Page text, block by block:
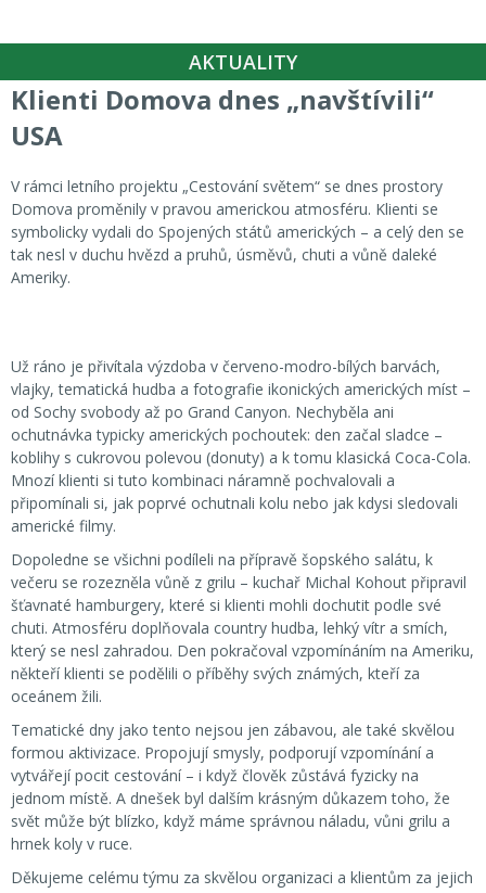
AKTUALITY
Klienti Domova dnes „navštívili“
USA
V rámci letního projektu „Cestování světem“ se dnes prostory
Domova proměnily v pravou americkou atmosféru. Klienti se
symbolicky vydali do Spojených států amerických – a celý den se
tak nesl v duchu hvězd a pruhů, úsměvů, chuti a vůně daleké
Ameriky.
Už ráno je přivítala výzdoba v červeno-modro-bílých barvách,
vlajky, tematická hudba a fotografie ikonických amerických míst –
od Sochy svobody až po Grand Canyon. Nechyběla ani
ochutnávka typicky amerických pochoutek: den začal sladce –
koblihy s cukrovou polevou (donuty) a k tomu klasická Coca-Cola.
Mnozí klienti si tuto kombinaci náramně pochvalovali a
připomínali si, jak poprvé ochutnali kolu nebo jak kdysi sledovali
americké filmy.
Dopoledne se všichni podíleli na přípravě šopského salátu, k
večeru se rozezněla vůně z grilu – kuchař Michal Kohout připravil
šťavnaté hamburgery, které si klienti mohli dochutit podle své
chuti. Atmosféru doplňovala country hudba, lehký vítr a smích,
který se nesl zahradou. Den pokračoval vzpomínáním na Ameriku,
někteří klienti se podělili o příběhy svých známých, kteří za
oceánem žili.
Tematické dny jako tento nejsou jen zábavou, ale také skvělou
formou aktivizace. Propojují smysly, podporují vzpomínání a
vytvářejí pocit cestování – i když člověk zůstává fyzicky na
jednom místě. A dnešek byl dalším krásným důkazem toho, že
svět může být blízko, když máme správnou náladu, vůni grilu a
hrnek koly v ruce.
Děkujeme celému týmu za skvělou organizaci a klientům za jejich